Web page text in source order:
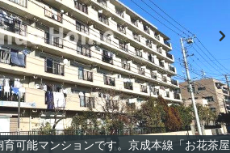
育可能マンションです。京成本線「お花茶屋